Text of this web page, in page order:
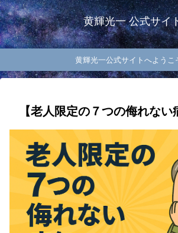
黄輝光一 公式サイ
黄輝光一公式サイトへようこ
【老人限定の７つの侮れない